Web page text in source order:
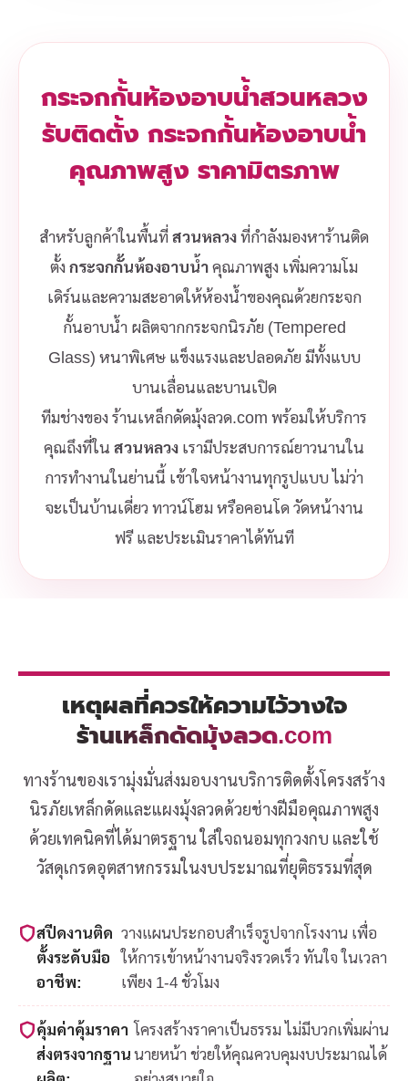
กระจกกั้นห้องอาบน้ำสวนหลวง
รับติดตั้ง กระจกกั้นห้องอาบน้ำ
คุณภาพสูง ราคามิตรภาพ
สำหรับลูกค้าในพื้นที่สวนหลวงที่กำลังมองหาร้านติด
ตั้งกระจกกั้นห้องอาบน้ำคุณภาพสูง เพิ่มความโม
เดิร์นและความสะอาดให้ห้องน้ำของคุณด้วยกระจก
กั้นอาบน้ำ ผลิตจากกระจกนิรภัย (Tempered
Glass) หนาพิเศษ แข็งแรงและปลอดภัย มีทั้งแบบ
บานเลื่อนและบานเปิด
ทีมช่างของ ร้านเหล็กดัดมุ้งลวด.com พร้อมให้บริการ
คุณถึงที่ใน สวนหลวง เรามีประสบการณ์ยาวนานใน
การทำงานในย่านนี้ เข้าใจหน้างานทุกรูปแบบ ไม่ว่า
จะเป็นบ้านเดี่ยว ทาวน์โฮม หรือคอนโด วัดหน้างาน
ฟรี และประเมินราคาได้ทันที
เหตุผลที่ควรให้ความไว้วางใจ
ร้านเหล็กดัดมุ้งลวด.com
ทางร้านของเรามุ่งมั่นส่งมอบงานบริการติดตั้งโครงสร้าง
นิรภัยเหล็กดัดและแผงมุ้งลวดด้วยช่างฝีมือคุณภาพสูง
ด้วยเทคนิคที่ได้มาตรฐาน ใส่ใจถนอมทุกวงกบ และใช้
วัสดุเกรดอุตสาหกรรมในงบประมาณที่ยุติธรรมที่สุด
สปีดงานติด
ตั้งระดับมือ
อาชีพ:
วางแผนประกอบสำเร็จรูปจากโรงงาน เพื่อ
ให้การเข้าหน้างานจริงรวดเร็ว ทันใจ ในเวลา
เพียง 1-4 ชั่วโมง
คุ้มค่าคุ้มราคา
ส่งตรงจากฐาน
โครงสร้างราคาเป็นธรรม ไม่มีบวกเพิ่มผ่าน
นายหน้า ช่วยให้คุณควบคุมงบประมาณได้